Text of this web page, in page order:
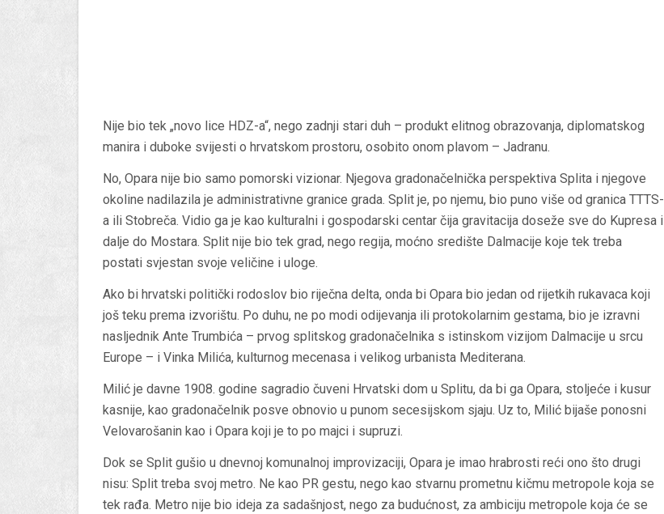
Nije bio tek „novo lice HDZ-a“, nego zadnji stari duh – produkt elitnog obrazovanja, diplomatskog
manira i duboke svijesti o hrvatskom prostoru, osobito onom plavom – Jadranu.
No, Opara nije bio samo pomorski vizionar. Njegova gradonačelnička perspektiva Splita i njegove
okoline nadilazila je administrativne granice grada. Split je, po njemu, bio puno više od granica TTTS-
a ili Stobreča. Vidio ga je kao kulturalni i gospodarski centar čija gravitacija doseže sve do Kupresa i
dalje do Mostara. Split nije bio tek grad, nego regija, moćno središte Dalmacije koje tek treba
postati svjestan svoje veličine i uloge.
Ako bi hrvatski politički rodoslov bio riječna delta, onda bi Opara bio jedan od rijetkih rukavaca koji
još teku prema izvorištu. Po duhu, ne po modi odijevanja ili protokolarnim gestama, bio je izravni
nasljednik Ante Trumbića – prvog splitskog gradonačelnika s istinskom vizijom Dalmacije u srcu
Europe – i Vinka Milića, kulturnog mecenasa i velikog urbanista Mediterana.
Milić je davne 1908. godine sagradio čuveni Hrvatski dom u Splitu, da bi ga Opara, stoljeće i kusur
kasnije, kao gradonačelnik posve obnovio u punom secesijskom sjaju. Uz to, Milić bijaše ponosni
Velovarošanin kao i Opara koji je to po majci i supruzi.
Dok se Split gušio u dnevnoj komunalnoj improvizaciji, Opara je imao hrabrosti reći ono što drugi
nisu: Split treba svoj metro. Ne kao PR gestu, nego kao stvarnu prometnu kičmu metropole koja se
tek rađa. Metro nije bio ideja za sadašnjost, nego za budućnost, za ambiciju metropole koja će se